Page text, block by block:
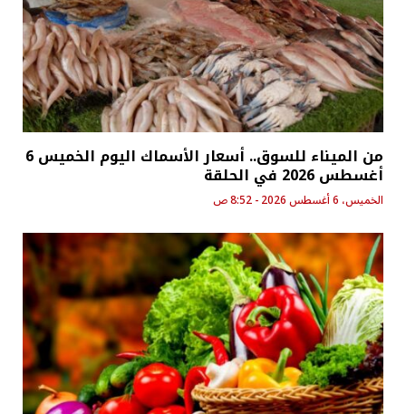
من الميناء للسوق.. أسعار الأسماك اليوم الخميس 6
أغسطس 2026 في الحلقة
الخميس، 6 أغسطس 2026 - 8:52 ص